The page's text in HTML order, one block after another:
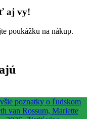
aj vy!
poukážku na nákup.